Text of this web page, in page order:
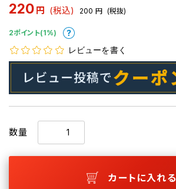
220 円 (税込) 200 円 (税抜)
2ポイント(1%)
レビューを書く
数量
カートに入れる